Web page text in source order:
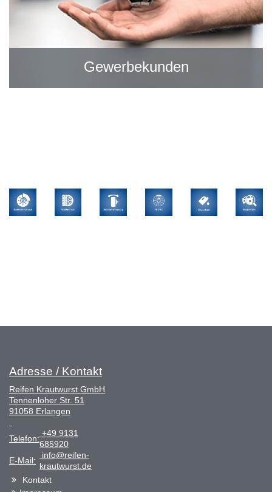
Gewerbekunden
Adresse / Kontakt
Reifen Krautwurst GmbH
Tennenloher Str. 51
91058 Erlangen
Telefon:
+49 9131
685920
E-Mail:
info@reifen-
krautwurst.de
Kontakt